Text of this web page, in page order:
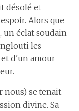
désolé et
Alors que
un éclat soudain
les
d'un amour
nous) se tenait
divine. Sa